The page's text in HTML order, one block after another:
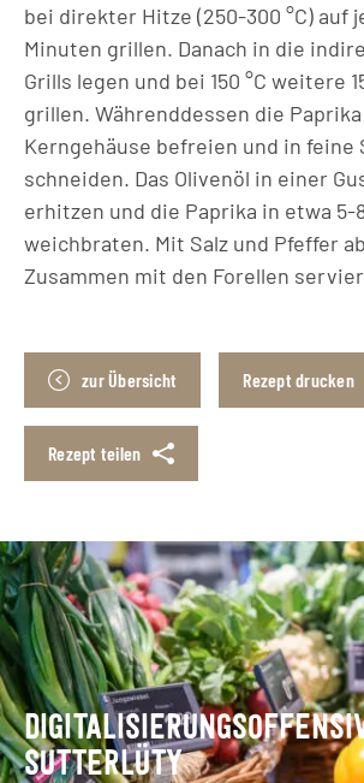
bei direkter Hitze (250-300 °C) auf
Minuten grillen. Danach in die
Grills legen und bei 150 °C weitere
grillen. Währenddessen die
Kerngehäuse befreien und in feine
schneiden. Das Olivenöl in einer
erhitzen und die Paprika in etwa 5-
weichbraten. Mit Salz und Pfeffer
Zusammen mit den Forellen
zur Übersicht Rezept drucken
Rezept teilen
SUTTERLÜTY